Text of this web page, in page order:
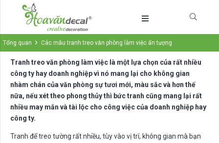
Tổng quan Các mẫu tranh treo văn phòng làm việc ấn tượng
Tranh treo văn phòng làm việc là một lựa chọn của rất nhiều
công ty hay doanh nghiệp vì nó mang lại cho không gian
nhàm chán của văn phòng sự tươi mới, màu sắc và hơn thế
nữa, nếu xét theo phong thủy thì bức tranh cũng mang lại rất
nhiều may mắn và tài lộc cho công việc của doanh nghiệp hay
công ty.
Tranh để treo tường rất nhiều, tùy vào vị trí, không gian mà bạn